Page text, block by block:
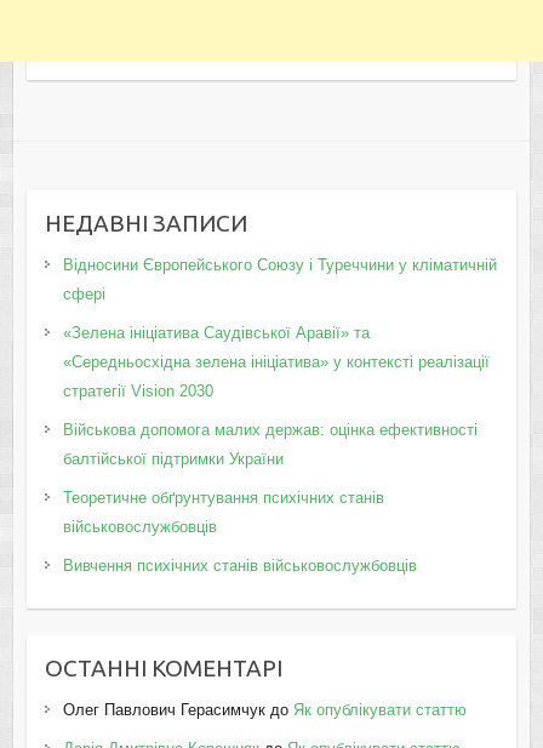
НЕДАВНІ ЗАПИСИ
Відносини Європейського Союзу і Туреччини у кліматичній
сфері
«Зелена ініціатива Саудівської Аравії» та
«Середньосхідна зелена ініціатива» у контексті реалізації
стратегії Vision 2030
Військова допомога малих держав: оцінка ефективності
балтійської підтримки України
Теоретичне обґрунтування психічних станів
військовослужбовців
Вивчення психічних станів військовослужбовців
ОСТАННІ КОМЕНТАРІ
Олег Павлович Герасимчукдо Як опублікувати статтю